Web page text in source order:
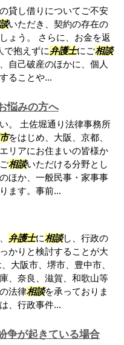
貸し借りについてご不安
いただき、契約の存在の
ょう。 さらに、お金を返
で抱えずに弁護士にご相談
自己破産のほかに、個人
ることや...
悩みの方へ
。 土佐堀通り法律事務所
をはじめ、大阪、京都、
リアにお住まいの皆様か
相談いただける分野とし
ほか、一般民事・家事事
ます。事前...
弁護士に相談し、行政の
かりと検討することが大
大阪市、堺市、豊中市、
、奈良、滋賀、和歌山等
法律相談を承っておりま
、行政事件...
争が起きている場合